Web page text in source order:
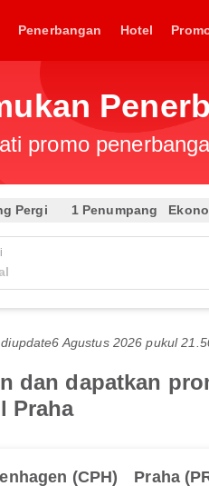
Penerbangan Hotel
promo
Pergi 1 Penumpang
6 Agustus 2026 pukul
dan dapatkan
Praha
(CPH) Praha